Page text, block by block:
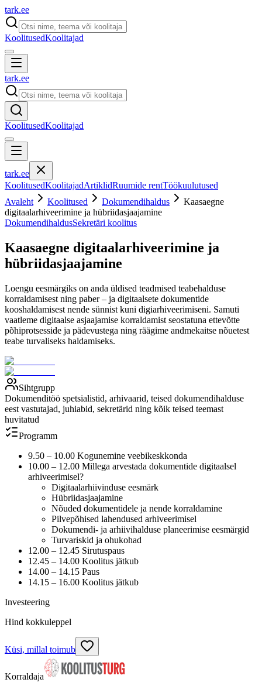
tark.ee
KoolitusedKoolitajad
tark.ee
KoolitusedKoolitajad
tark.ee
KoolitusedKoolitajadArtiklidRuumide rentTöökuulutused
Avaleht
Koolitused Dokumendihaldus
Kaasaegne
digitaalarhiveerimine ja hübriidasjaajamine
DokumendihaldusSekretäri koolitus
Kaasaegne digitaalarhiveerimine ja
hübriidasjaajamine
Loengu eesmärgiks on anda üldised teadmised teabehalduse
korraldamisest ning paber – ja digitaalsete dokumentide
kooshaldamisest nende sünnist kuni digiarhiveerimiseni. Samuti
vaatleme digitaalse asjaajamise korraldamist seostatuna ettevõtte
põhiprotsesside ja pädevustega ning räägime andmekaitse nõuetest
teabe turvaliseks haldamiseks.
Sihtgrupp
Dokumenditöö spetsialistid, arhivaarid, teised dokumendihalduse
eest vastutajad, juhiabid, sekretärid ning kõik teised teemast
huvitatud
Programm
9.50 – 10.00 Kogunemine veebikeskkonda
10.00 – 12.00 Millega arvestada dokumentide digitaalsel
arhiveerimisel?
Digitaalarhiivinduse eesmärk
Hübriidasjaajamine
Nõuded dokumentidele ja nende korraldamine
Pilvepõhised lahendused arhiveerimisel
Dokumendi- ja arhiivihalduse planeerimise eesmärgid
Turvariskid ja ohukohad
12.00 – 12.45 Sirutuspaus
12.45 – 14.00 Koolitus jätkub
14.00 – 14.15 Paus
14.15 – 16.00 Koolitus jätkub
Investeering
Hind kokkuleppel
Küsi, millal toimub
Korraldaja